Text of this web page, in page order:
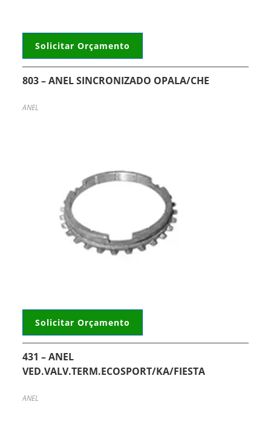
Solicitar Orçamento
803 – ANEL SINCRONIZADO OPALA/CHE
ANEL
Solicitar Orçamento
431 – ANEL
VED.VALV.TERM.ECOSPORT/KA/FIESTA
ANEL